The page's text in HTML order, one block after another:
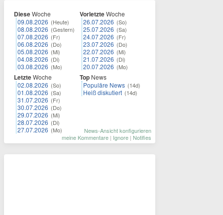
DieseWoche
09.08.2026 (Heute)
08.08.2026 (Gestern)
07.08.2026 (Fr)
06.08.2026 (Do)
05.08.2026 (Mi)
04.08.2026 (Di)
03.08.2026 (Mo)
LetzteWoche
02.08.2026 (So)
01.08.2026 (Sa)
31.07.2026 (Fr)
30.07.2026 (Do)
29.07.2026 (Mi)
28.07.2026 (Di)
27.07.2026 (Mo)
VorletzteWoche
26.07.2026 (So)
25.07.2026 (Sa)
24.07.2026 (Fr)
23.07.2026 (Do)
22.07.2026 (Mi)
21.07.2026 (Di)
20.07.2026 (Mo)
Top News
Populäre News (14d)
Heiß diskutiert (14d)
News-Ansicht konfigurieren
meine Kommentare | Ignore | Notifies